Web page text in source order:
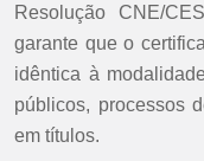
Resolução CNE/
garante que o
idêntica à
públicos, processos
em títulos.